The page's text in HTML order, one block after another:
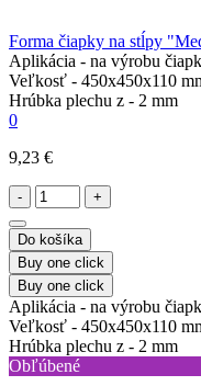
Forma čiapky na stĺpy
Aplikácia - na výrobu
Veľkosť - 450x450x110
Hrúbka plechu z - 2 mm
0
9,23 €
- +
Do košíka
Buy one click
Buy one click
Aplikácia - na výrobu
Veľkosť - 450x450x110
Hrúbka plechu z - 2 mm
Obľúbené